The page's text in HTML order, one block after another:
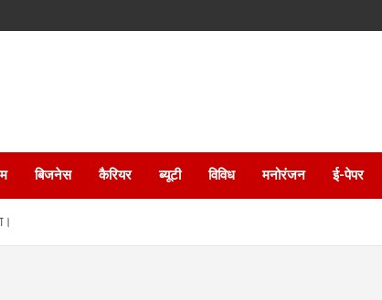
बिजनेस कैरियर ब्यूटी विविध मनोरंजन ई-पेपर